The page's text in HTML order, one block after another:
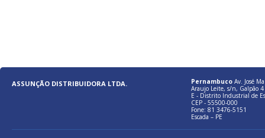
ASSUNÇÃO DISTRIBUIDORA LTDA. Pernambuco Av. José
Araujo Leite, s/n, Galpão 4
E - Distrito Industrial de
CEP - 55500-000
Fone: 81 3476-5151
Escada – PE